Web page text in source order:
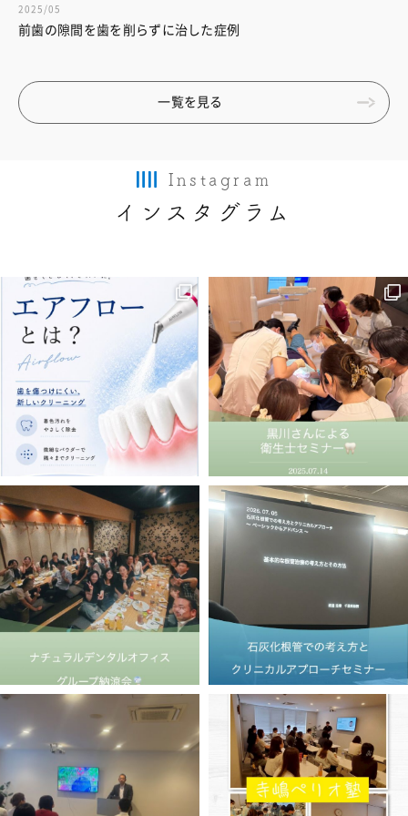
2025/05
前歯の隙間を歯を削らずに治した症例
一覧を見る
Instagram
インスタグラム